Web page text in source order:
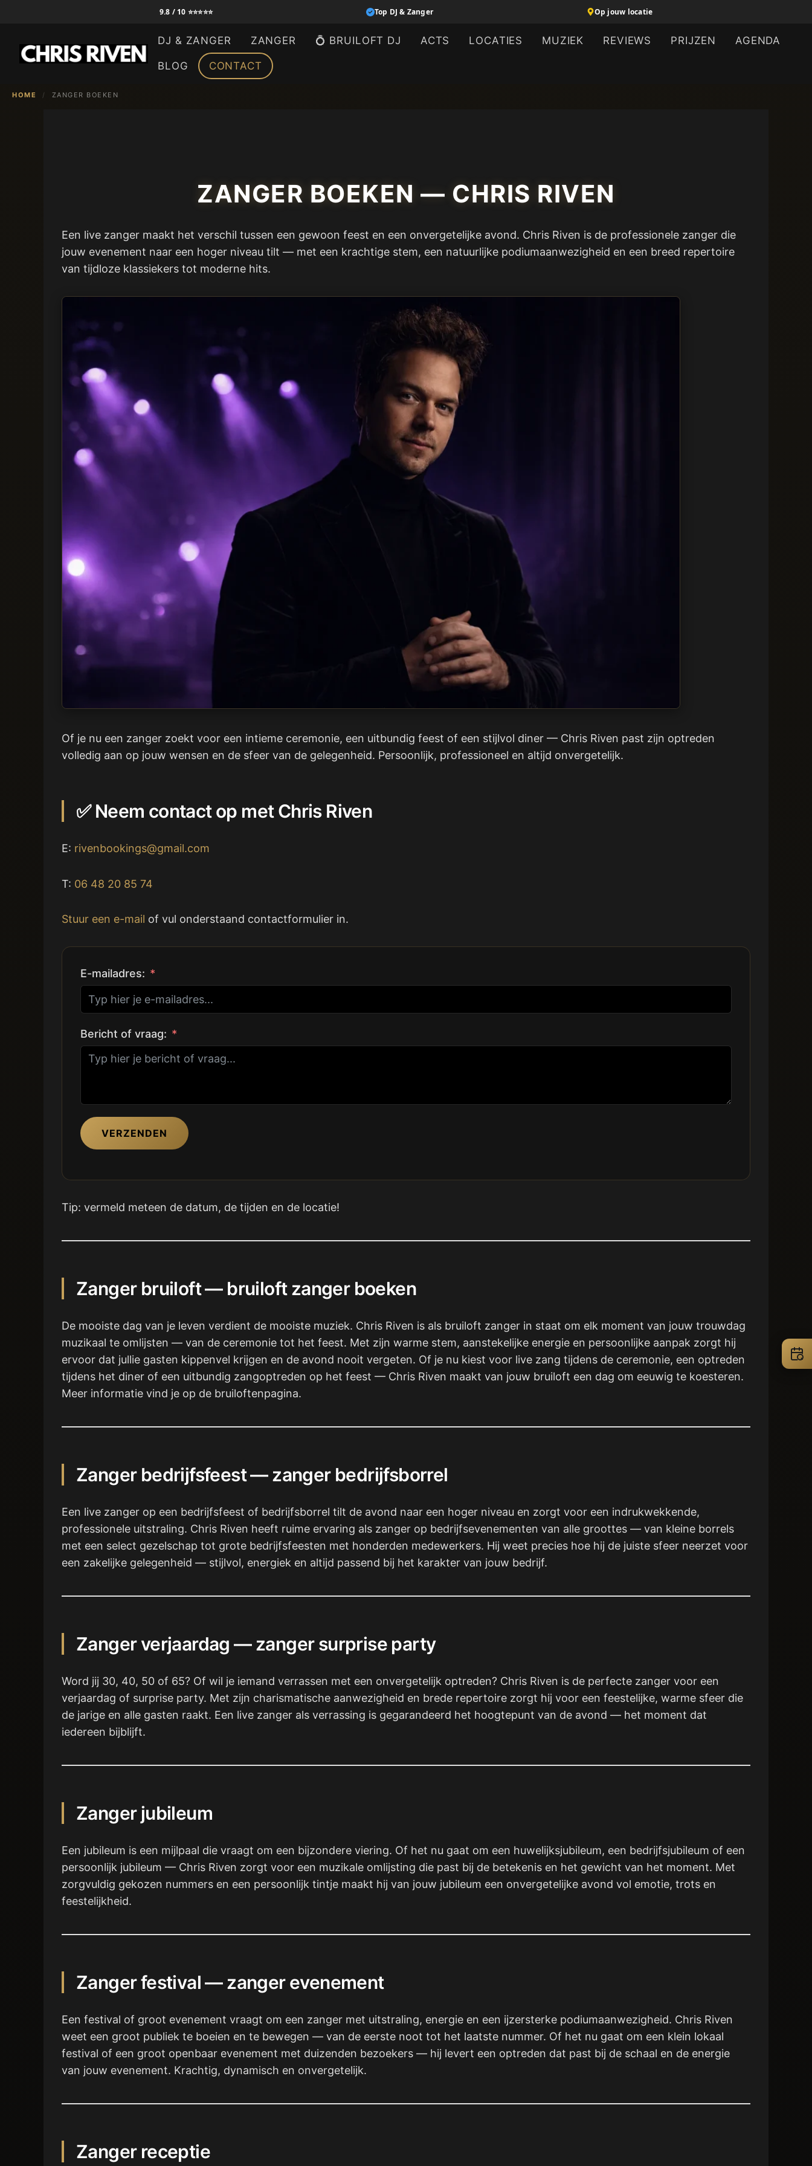
inhoud
9.8 / 10 ⭐⭐⭐⭐⭐ Top DJ & Zanger Op jouw locatie
DJ & ZANGER ZANGER 💍 BRUILOFT DJ ACTS LOCATIES MUZIEK REVIEWS PRIJZEN AGENDA
BLOG CONTACT
HOME / ZANGER BOEKEN
ZANGER BOEKEN — CHRIS RIVEN
Een live zanger maakt het verschil tussen een gewoon feest en een onvergetelijke avond. Chris Riven is de professionele zanger die
jouw evenement naar een hoger niveau tilt — met een krachtige stem, een natuurlijke podiumaanwezigheid en een breed repertoire
van tijdloze klassiekers tot moderne hits.
Of je nu een zanger zoekt voor een intieme ceremonie, een uitbundig feest of een stijlvol diner — Chris Riven past zijn optreden
volledig aan op jouw wensen en de sfeer van de gelegenheid. Persoonlijk, professioneel en altijd onvergetelijk.
✅ Neem contact op met Chris Riven
E: rivenbookings@gmail.com
T: 06 48 20 85 74
Stuur een e-mail of vul onderstaand contactformulier in.
E-mailadres:
Bericht of vraag:
VERZENDEN
Tip: vermeld meteen de datum, de tijden en de locatie!
Zanger bruiloft — bruiloft zanger boeken
De mooiste dag van je leven verdient de mooiste muziek. Chris Riven is als bruiloft zanger in staat om elk moment van jouw trouwdag
muzikaal te omlijsten — van de ceremonie tot het feest. Met zijn warme stem, aanstekelijke energie en persoonlijke aanpak zorgt hij
ervoor dat jullie gasten kippenvel krijgen en de avond nooit vergeten. Of je nu kiest voor live zang tijdens de ceremonie, een optreden
tijdens het diner of een uitbundig zangoptreden op het feest — Chris Riven maakt van jouw bruiloft een dag om eeuwig te koesteren.
Meer informatie vind je op de bruiloftenpagina.
Zanger bedrijfsfeest — zanger bedrijfsborrel
Een live zanger op een bedrijfsfeest of bedrijfsborrel tilt de avond naar een hoger niveau en zorgt voor een indrukwekkende,
professionele uitstraling. Chris Riven heeft ruime ervaring als zanger op bedrijfsevenementen van alle groottes — van kleine borrels
met een select gezelschap tot grote bedrijfsfeesten met honderden medewerkers. Hij weet precies hoe hij de juiste sfeer neerzet voor
een zakelijke gelegenheid — stijlvol, energiek en altijd passend bij het karakter van jouw bedrijf.
Zanger verjaardag — zanger surprise party
Word jij 30, 40, 50 of 65? Of wil je iemand verrassen met een onvergetelijk optreden? Chris Riven is de perfecte zanger voor een
verjaardag of surprise party. Met zijn charismatische aanwezigheid en brede repertoire zorgt hij voor een feestelijke, warme sfeer die
de jarige en alle gasten raakt. Een live zanger als verrassing is gegarandeerd het hoogtepunt van de avond — het moment dat
iedereen bijblijft.
Zanger jubileum
Een jubileum is een mijlpaal die vraagt om een bijzondere viering. Of het nu gaat om een huwelijksjubileum, een bedrijfsjubileum of een
persoonlijk jubileum — Chris Riven zorgt voor een muzikale omlijsting die past bij de betekenis en het gewicht van het moment. Met
zorgvuldig gekozen nummers en een persoonlijk tintje maakt hij van jouw jubileum een onvergetelijke avond vol emotie, trots en
feestelijkheid.
Zanger festival — zanger evenement
Een festival of groot evenement vraagt om een zanger met uitstraling, energie en een ijzersterke podiumaanwezigheid. Chris Riven
weet een groot publiek te boeien en te bewegen — van de eerste noot tot het laatste nummer. Of het nu gaat om een klein lokaal
festival of een groot openbaar evenement met duizenden bezoekers — hij levert een optreden dat past bij de schaal en de energie
van jouw evenement. Krachtig, dynamisch en onvergetelijk.
Zanger receptie